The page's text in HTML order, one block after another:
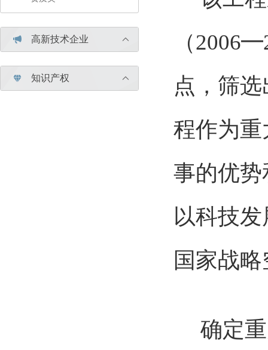
 高新技术企业 
 知识产权 
（
点，筛
程作为
事的优
以科技
国家战
确定重